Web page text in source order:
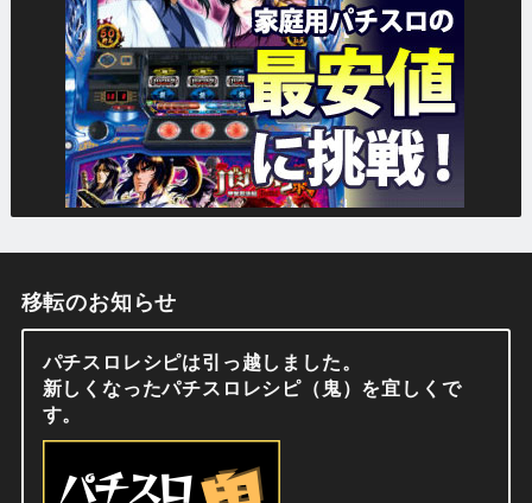
移転のお知らせ
パチスロレシピは引っ越しました。
新しくなったパチスロレシピ（鬼）を宜しくで
す。